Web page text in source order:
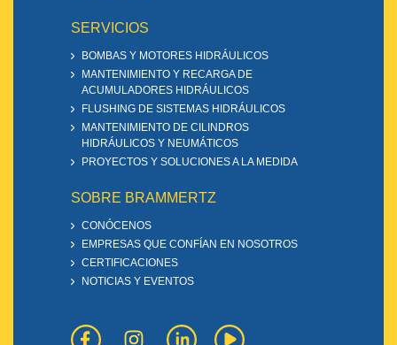
SERVICIOS
BOMBAS Y MOTORES HIDRÁULICOS
MANTENIMIENTO Y RECARGA DE
ACUMULADORES HIDRÁULICOS
FLUSHING DE SISTEMAS HIDRÁULICOS
MANTENIMIENTO DE CILINDROS
HIDRÁULICOS Y NEUMÁTICOS
PROYECTOS Y SOLUCIONES A LA MEDIDA
SOBRE BRAMMERTZ
CONÓCENOS
EMPRESAS QUE CONFÍAN EN NOSOTROS
CERTIFICACIONES
NOTICIAS Y EVENTOS